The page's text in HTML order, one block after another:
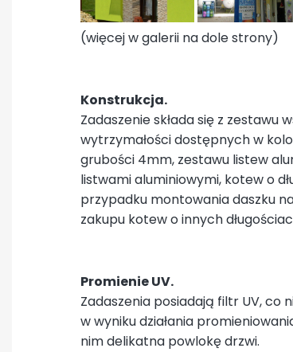
(więcej w galerii na dole strony)
Konstrukcja.
Zadaszenie składa się z zestawu
wytrzymałości dostępnych w
grubości 4mm, zestawu listew
listwami aluminiowymi, kotew o
przypadku montowania daszku
zakupu kotew o innych
Promienie UV.
Zadaszenia posiadają filtr UV, co
w wyniku działania
nim delikatna powlokę drzwi.